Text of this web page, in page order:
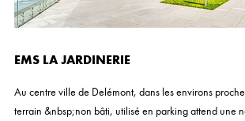
EMS LA JARDINERIE
Au centre ville de Delémont, dans les environs
terrain &nbsp;non bâti, utilisé en parking attend une